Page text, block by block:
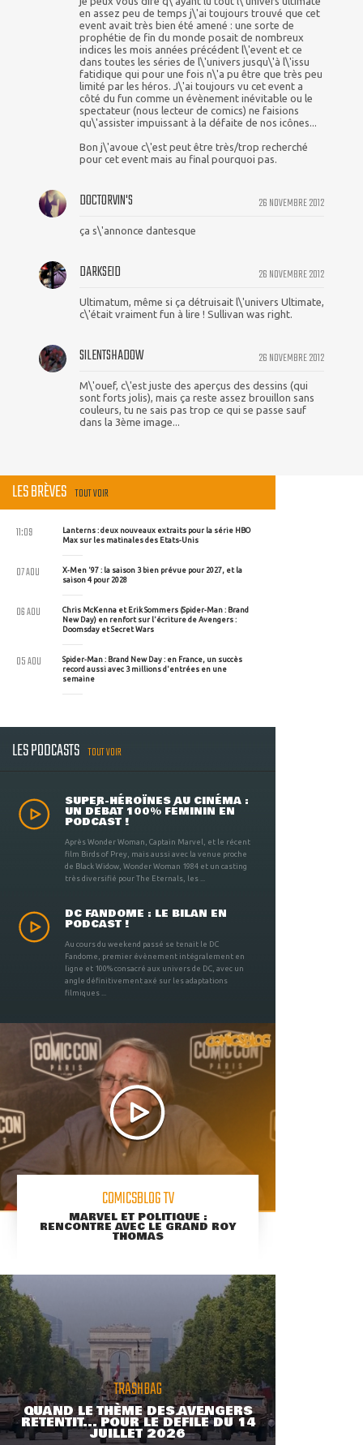
en assez peu de temps j\'ai toujours trouvé que cet
event avait très bien été amené : une sorte de
prophétie de fin du monde posait de nombreux
indices les mois années précédent l\'event et ce
dans toutes les séries de l\'univers jusqu\'à l\'issu
fatidique qui pour une fois n\'a pu être que très peu
limité par les héros. J\'ai toujours vu cet event a
côté du fun comme un évènement inévitable ou le
spectateur (nous lecteur de comics) ne faisions
qu\'assister impuissant à la défaite de nos icônes...
Bon j\'avoue c\'est peut être très/trop recherché
pour cet event mais au final pourquoi pas.
26 NOVEMBRE 2012
DOCTORVIN'S
ça s\'annonce dantesque
26 NOVEMBRE 2012
DARKSEID
Ultimatum, même si ça détruisait l\'univers Ultimate,
c\'était vraiment fun à lire ! Sullivan was right.
26 NOVEMBRE 2012
SILENTSHADOW
M\'ouef, c\'est juste des aperçus des dessins (qui
sont forts jolis), mais ça reste assez brouillon sans
couleurs, tu ne sais pas trop ce qui se passe sauf
dans la 3ème image...
LES BRÈVES TOUT VOIR
Lanterns : deux nouveaux extraits pour la série HBO
Max sur les matinales des Etats-Unis
11:09
X-Men '97 : la saison 3 bien prévue pour 2027, et la
saison 4 pour 2028
07 AOU
Chris McKenna et Erik Sommers (Spider-Man : Brand
New Day) en renfort sur l'écriture de Avengers :
Doomsday et Secret Wars
06 AOU
Spider-Man : Brand New Day : en France, un succès
record aussi avec 3 millions d'entrées en une
semaine
05 AOU
LES PODCASTS TOUT VOIR
SUPER-HÉROÏNES AU CINÉMA :
UN DÉBAT 100% FÉMININ EN
PODCAST !
Après Wonder Woman, Captain Marvel, et le récent
film Birds of Prey, mais aussi avec la venue proche
de Black Widow, Wonder Woman 1984 et un casting
très diversifié pour The Eternals, les ...
DC FANDOME : LE BILAN EN
PODCAST !
Au cours du weekend passé se tenait le DC
Fandome, premier évènement intégralement en
ligne et 100% consacré aux univers de DC, avec un
angle définitivement axé sur les adaptations
filmiques ...
COMICSBLOG TV
MARVEL ET POLITIQUE :
RENCONTRE AVEC LE GRAND ROY
THOMAS
TRASHBAG
QUAND LE THÈME DES AVENGERS
RETENTIT... POUR LE DÉFILÉ DU 14
JUILLET 2026